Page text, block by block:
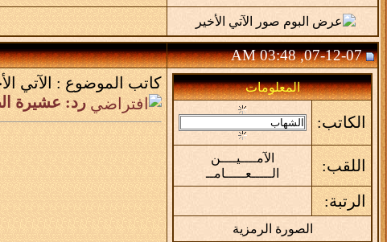
07-12-07, 03:48 AM
المعلومات
الكاتب:
اللقب:
الآمــــيــــن
الـــــعـــــامــ
الرتبة:
الصورة الرمزية
كاتب الموضوع : الآتي
رد: عشيرة